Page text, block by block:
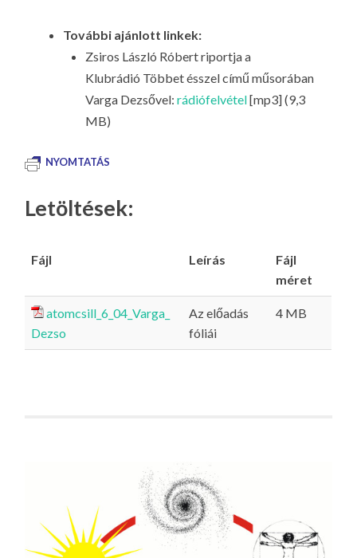
További ajánlott linkek:
Zsiros László Róbert riportja a
Klubrádió Többet ésszelcímű műsorában
Varga Dezsővel: rádiófelvétel[mp3] (9,3
MB)
NYOMTATÁS
Letöltések:
Fájl Leírás
Fájl
méret
atomcsill_6_04_Varga_
Dezso
Az előadás
fóliái
4 MB